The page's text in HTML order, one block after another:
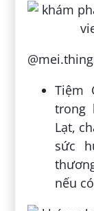
Tiệm
trong
Lạt,
sức
nếu